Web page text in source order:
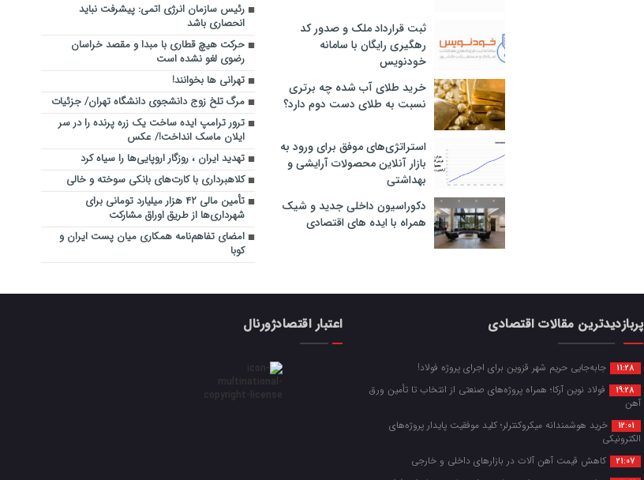
ثبت قرارداد ملک و صدور کد
رهگیری رایگان با سامانه
خودنویس
خرید طلای آب شده چه برتری
نسبت به طلای دست دوم دارد؟
استراتژی‌های موفق برای ورود به
بازار آنلاین محصولات آرایشی و
بهداشتی
دکوراسیون داخلی جدید و شیک
همراه با ایده های اقتصادی
رئیس سازمان انرژی اتمی: پیشرفت نباید
انحصاری باشد
حرکت هیچ قطاری با مبدا و مقصد خراسان
رضوی لغو نشده است
تهرانی ها بخوانند!
مرگ تلخ زوج دانشجوی دانشگاه تهران/ جزئیات
ترور ترامپ ایده ساخت یک زره پرنده را در سر
ایلان ماسک انداخت!/ عکس
تهدید ایران ، روزگار اروپایی‌ها را سیاه کرد
کلاهبرداری با کارت‌های بانکی سوخته و خالی
تأمین مالی ۴۲ هزار میلیارد تومانی برای
شهرداری‌ها از طریق اوراق مشارکت
امضای تفاهم‌نامه همکاری میان پست ایران و
کوبا
پربازدیدترین مقالات اقتصادی
11:28 جابه‌جایی حریم شهر قزوین برای اجرای پروژه فولاد!
19:28
فولاد نوین آرکا؛ همراه پروژه‌های صنعتی از انتخاب تا تأمین ورق
آهن
12:01
خرید هوشمندانه میکروکنترلر؛ کلید موفقیت پایدار پروژه‌های
الکترونیکی
21:07 کاهش قیمت آهن آلات در بازارهای داخلی و خارجی
اعتبار اقتصادژورنال